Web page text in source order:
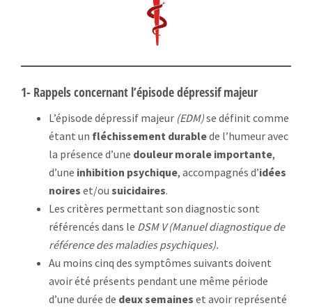
1- Rappels concernant l’épisode dépressif majeur
L’épisode dépressif majeur (EDM)se définit comme
étant un fléchissement durablede l’humeur avec
la présence d’une douleur morale importante,
d’une inhibition psychique, accompagnés d’idées
noires et/ou suicidaires.
Les critères permettant son diagnostic sont
référencés dans le DSM V (Manuel diagnostique de
référence des maladies psychiques).
Au moins cinq des symptômes suivants doivent
avoir été présents pendant une même période
d’une durée de deux semaines et avoir représenté